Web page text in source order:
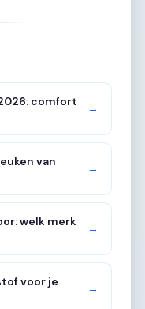
comfort
→
van
→
welk merk
→
voor je
→